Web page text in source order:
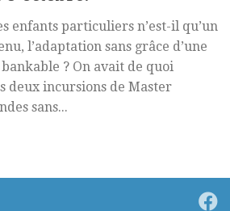
enfants particuliers n’est-il qu’un
l’adaptation sans grâce d’une
? On avait de quoi
deux incursions de Master
sans...